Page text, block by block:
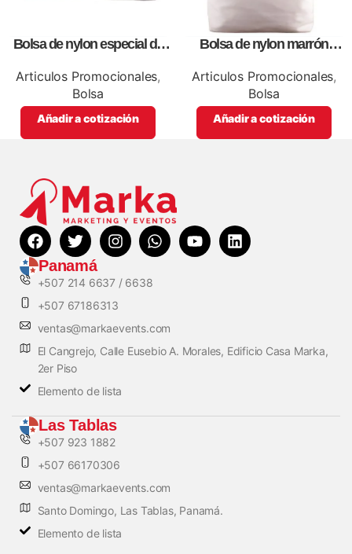
Bolsa de nylon especial de
con impresión full color.
Articulos Promocionales,
Bolsa
Añadir a cotización
Bolsa de nylon marrón
color
Articulos Promocionales,
Bolsa
Añadir a cotización
Panamá
+507 214 6637 / 6638
+507 67186313
ventas@markaevents.com
El Cangrejo, Calle Eusebio A. Morales, Edificio Casa Marka,
2er Piso
Elemento de lista
Las Tablas
+507 923 1882
+507 66170306
ventas@markaevents.com
Santo Domingo, Las Tablas, Panamá.
Elemento de lista